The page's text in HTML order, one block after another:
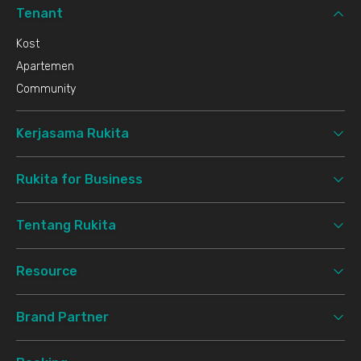
Tenant
Kost
Apartemen
Community
Kerjasama Rukita
Rukita for Business
Tentang Rukita
Resource
Brand Partner